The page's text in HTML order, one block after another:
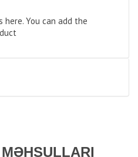
You can add the